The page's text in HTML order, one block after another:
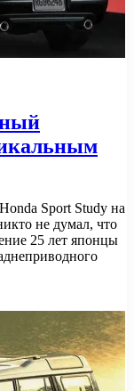
Sport Study на
не думал, что
25 лет японцы